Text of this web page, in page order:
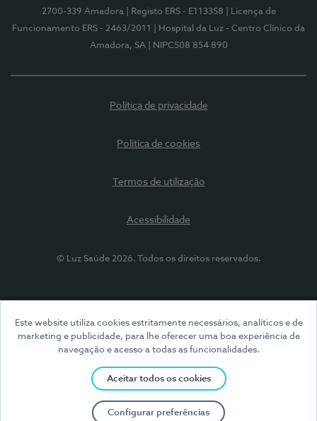
Este website utiliza cookies estritamente necessários, analíticos e de
marketing e publicidade, para lhe oferecer uma boa experiência de
navegação e acesso a todas as funcionalidades.
Aceitar todos os cookies
Configurar preferências
2700-339 Amadora
| Registo ERS - E113358
| Licença de
Funcionamento ERS - 2463/2011
| Hospital da Luz - Centro Clínico da
Amadora, SA
| NIPC508 854 890
Política de privacidade
Política de cookies
Termos de utilização
Acessibilidade
© Luz Saúde 2026. Todos os direitos reservados.